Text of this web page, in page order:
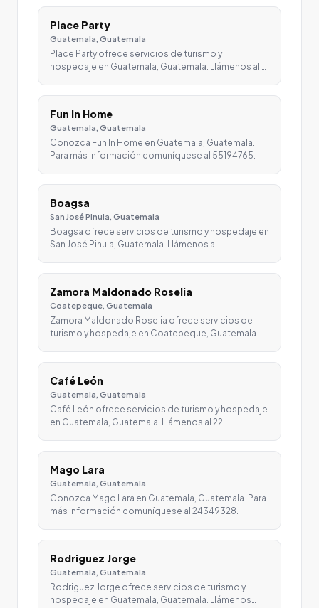
Place Party
Guatemala, Guatemala
Place Party ofrece servicios de turismo y
hospedaje en Guatemala, Guatemala. Llámenos al …
Fun In Home
Guatemala, Guatemala
Conozca Fun In Home en Guatemala, Guatemala.
Para más información comuníquese al 55194765.
Boagsa
San José Pinula, Guatemala
Boagsa ofrece servicios de turismo y hospedaje en
San José Pinula, Guatemala. Llámenos al…
Zamora Maldonado Roselia
Coatepeque, Guatemala
Zamora Maldonado Roselia ofrece servicios de
turismo y hospedaje en Coatepeque, Guatemala…
Café León
Guatemala, Guatemala
Café León ofrece servicios de turismo y hospedaje
en Guatemala, Guatemala. Llámenos al 22…
Mago Lara
Guatemala, Guatemala
Conozca Mago Lara en Guatemala, Guatemala. Para
más información comuníquese al 24349328.
Rodriguez Jorge
Guatemala, Guatemala
Rodriguez Jorge ofrece servicios de turismo y
hospedaje en Guatemala, Guatemala. Llámenos…